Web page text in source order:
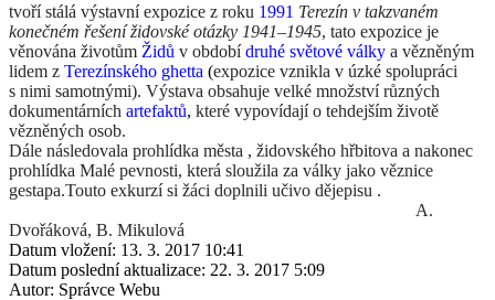
tvoří stálá výstavní expozice z roku 1991 Terezín v takzvaném
konečném řešení židovské otázky 1941–1945, tato expozice je
věnována životům Židů v období druhé světové války a vězněným
lidem z Terezínského ghetta (expozice vznikla v úzké spolupráci
s nimi samotnými). Výstava obsahuje velké množství různých
dokumentárních artefaktů, které vypovídají o tehdejším životě
vězněných osob.
Dále následovala prohlídka města , židovského hřbitova a nakonec
prohlídka Malé pevnosti, která sloužila za války jako věznice
gestapa.Touto exkurzí si žáci doplnili učivo dějepisu .
A.
Dvořáková, B. Mikulová
Datum vložení: 13. 3. 2017 10:41
Datum poslední aktualizace: 22. 3. 2017 5:09
Autor: Správce Webu